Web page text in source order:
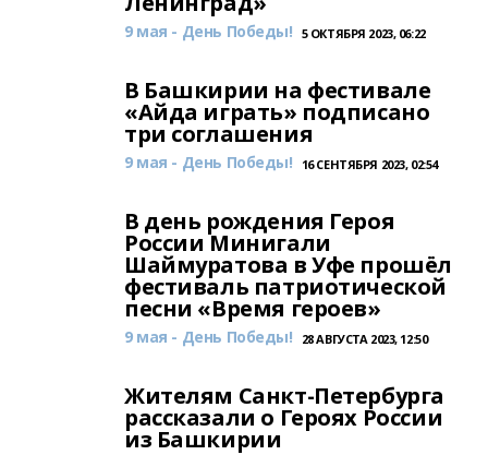
9 мая - День Победы! 5 ОКТЯБРЯ 2023, 06:22
В Башкирии на фестивале
«Айда играть» подписано
три соглашения
9 мая - День Победы! 16 СЕНТЯБРЯ 2023, 02:54
В день рождения Героя
России Минигали
Шаймуратова в Уфе прошёл
фестиваль патриотической
песни «Время героев»
9 мая - День Победы! 28 АВГУСТА 2023, 12:50
Жителям Санкт-Петербурга
рассказали о Героях России
из Башкирии